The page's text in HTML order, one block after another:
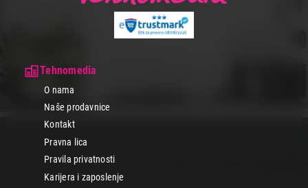
Tehnomedia
O nama
Naše prodavnice
Kontakt
Pravna lica
Pravila privatnosti
Karijera i zaposlenje